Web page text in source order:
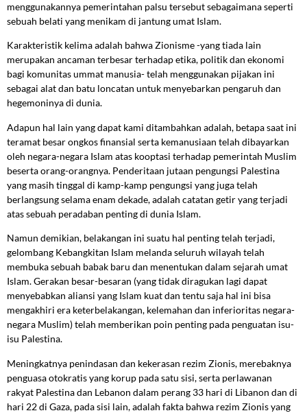
menggunakannya pemerintahan palsu tersebut sebagaimana seperti
sebuah belati yang menikam di jantung umat Islam.
Karakteristik kelima adalah bahwa Zionisme -yang tiada lain
merupakan ancaman terbesar terhadap etika, politik dan ekonomi
bagi komunitas ummat manusia- telah menggunakan pijakan ini
sebagai alat dan batu loncatan untuk menyebarkan pengaruh dan
hegemoninya di dunia.
Adapun hal lain yang dapat kami ditambahkan adalah, betapa saat ini
teramat besar ongkos finansial serta kemanusiaan telah dibayarkan
oleh negara-negara Islam atas kooptasi terhadap pemerintah Muslim
beserta orang-orangnya. Penderitaan jutaan pengungsi Palestina
yang masih tinggal di kamp-kamp pengungsi yang juga telah
berlangsung selama enam dekade, adalah catatan getir yang terjadi
atas sebuah peradaban penting di dunia Islam.
Namun demikian, belakangan ini suatu hal penting telah terjadi,
gelombang Kebangkitan Islam melanda seluruh wilayah telah
membuka sebuah babak baru dan menentukan dalam sejarah umat
Islam. Gerakan besar-besaran (yang tidak diragukan lagi dapat
menyebabkan aliansi yang Islam kuat dan tentu saja hal ini bisa
mengakhiri era keterbelakangan, kelemahan dan inferioritas negara-
negara Muslim) telah memberikan poin penting pada penguatan isu-
isu Palestina.
Meningkatnya penindasan dan kekerasan rezim Zionis, merebaknya
penguasa otokratis yang korup pada satu sisi, serta perlawanan
rakyat Palestina dan Lebanon dalam perang 33 hari di Libanon dan di
hari 22 di Gaza, pada sisi lain, adalah fakta bahwa rezim Zionis yang